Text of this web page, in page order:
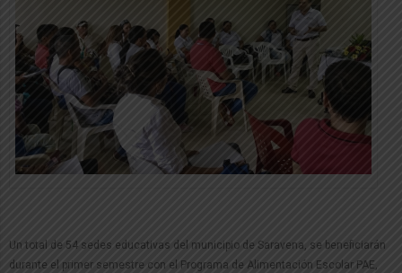
Un total de 54 sedes educativas del municipio de Saravena, se beneficiarán
durante el primer semestre con el Programa de Alimentación Escolar PAE,